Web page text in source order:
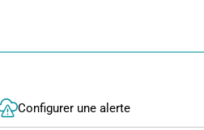
Configurer une alerte